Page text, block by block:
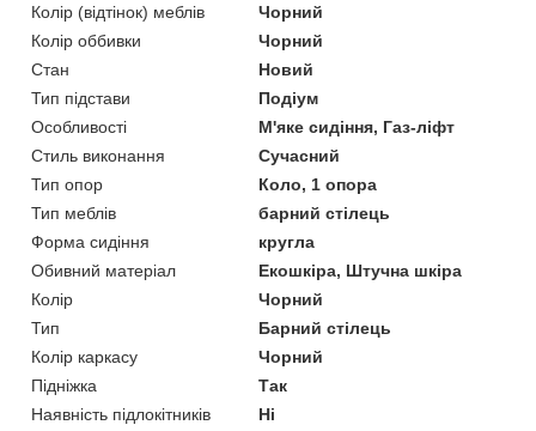
Колір (відтінок) меблів
Чорний
Колір оббивки
Чорний
Стан
Новий
Тип підстави
Подіум
Особливості
М'яке сидіння, Газ-ліфт
Стиль виконання
Сучасний
Тип опор
Коло, 1 опора
Тип меблів
барний стілець
Форма сидіння
кругла
Обивний матеріал
Екошкіра, Штучна шкіра
Колір
Чорний
Тип
Барний стілець
Колір каркасу
Чорний
Підніжка
Так
Наявність підлокітників
Ні